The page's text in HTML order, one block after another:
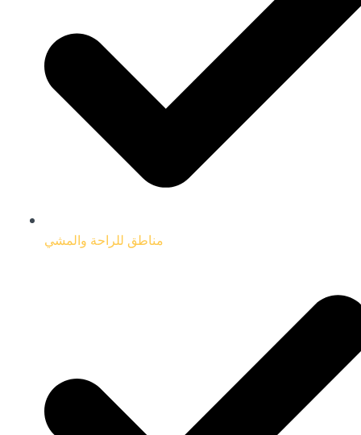
مناطق للراحة والمشي